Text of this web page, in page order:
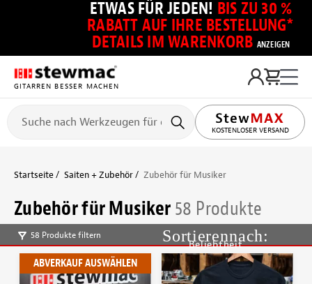
ETWAS FÜR JEDEN! BIS ZU 30 %
RABATT AUF IHRE BESTELLUNG*
DETAILS IM WARENKORB ANZEIGEN
GITARREN BESSER MACHEN
KOSTENLOSER VERSAND
Startseite Saiten + Zubehör Zubehör für Musiker
Zubehör für Musiker58 Produkte
58 Produkte filtern
Beliebtheit
ABVERKAUF AUSWÄHLEN